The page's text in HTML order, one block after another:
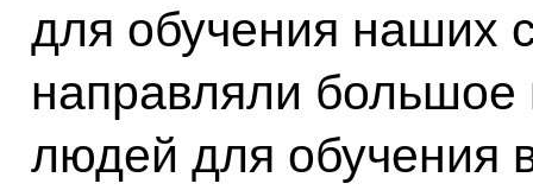
для обучения наших
направляли большое
людей для обучения